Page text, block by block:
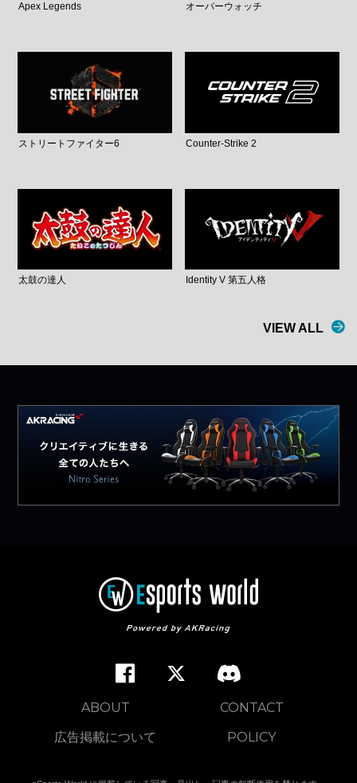
Apex Legends オーバーウォッチ
ストリートファイター6 Counter-Strike 2
太鼓の達人 Identity V 第五人格
VIEW ALL
ABOUT
CONTACT
広告掲載について
POLICY